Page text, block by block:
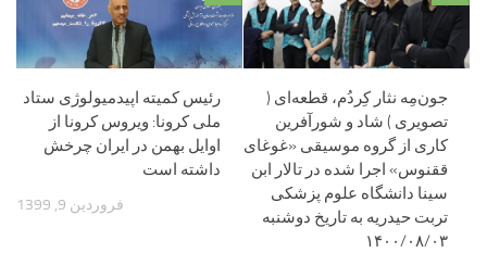
رئیس کمیته اپیدمیولوژی ستاد
ملی کرونا: ویروس کرونا از
اوایل بهمن در ایران چرخش
داشته است
فروردین 9, 1399
جون‌مِه نثار کِردُم، قطعه‌ای (
تصویری ) شاد و شورآفرین
کاری از گروه موسیقی «غوغای
ققنوس» اجرا شده در تالار ابن
سینا دانشگاه علوم پزشکی
تربت حیدریه به تاریخ دوشنبه
۱۴۰۰/۰۸/۰۳